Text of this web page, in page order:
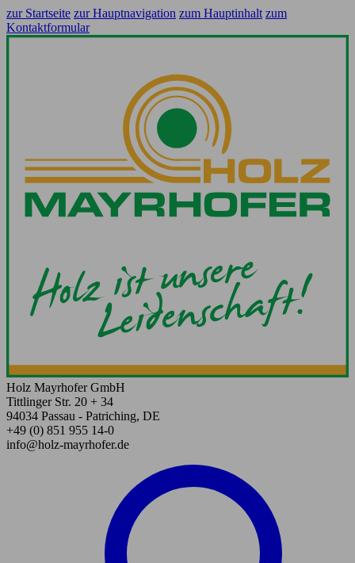
zur Startseite zur Hauptnavigation zum Hauptinhalt zum
Kontaktformular
Holz Mayrhofer GmbH
Tittlinger Str. 20 + 34
94034 Passau - Patriching, DE
+49 (0) 851 955 14-0
info@holz-mayrhofer.de